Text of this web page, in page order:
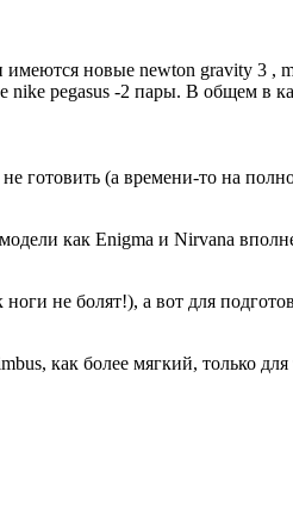
новые newton gravity 3 ,
nike pegasus -2 пары. В общем в
готовить (а времени-то на
как Enigma и Nirvana
не болят!), а вот для
как более мягкий, только